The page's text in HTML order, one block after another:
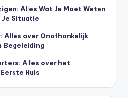
Alles Wat Je Moet Weten
Je Situatie
Alles over Onafhankelijk
Begeleiding
Alles over het
Huis